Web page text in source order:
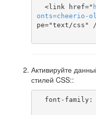
  <link href="
onts=cheerio-
pe="text/css"
Активируйте
стилей CSS::